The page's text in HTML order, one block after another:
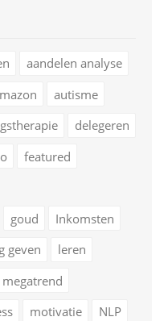
aandelen analyse
autisme
delegeren
featured
goud
Inkomsten
geven
leren
megatrend
motivatie
NLP